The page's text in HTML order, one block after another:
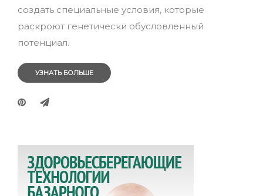
создать специальные условия, которые
раскроют генетически обусловленный
потенциал.
УЗНАТЬ БОЛЬШЕ